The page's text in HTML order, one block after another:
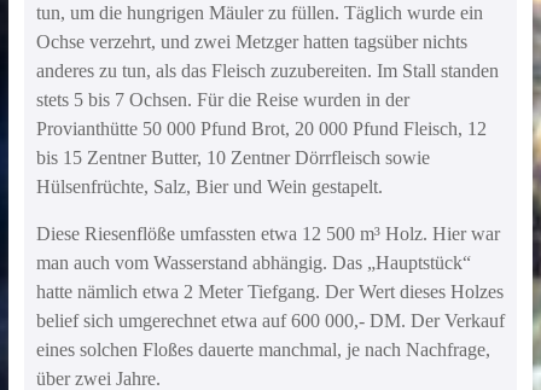
tun, um die hungrigen Mäuler zu füllen. Täglich wurde ein
Ochse verzehrt, und zwei Metzger hatten tagsüber nichts
anderes zu tun, als das Fleisch zuzubereiten. Im Stall standen
stets 5 bis 7 Ochsen. Für die Reise wurden in der
Provianthütte 50 000 Pfund Brot, 20 000 Pfund Fleisch, 12
bis 15 Zentner Butter, 10 Zentner Dörrfleisch sowie
Hülsenfrüchte, Salz, Bier und Wein gestapelt.
Diese Riesenflöße umfassten etwa 12 500 m³ Holz. Hier war
man auch vom Wasserstand abhängig. Das „Hauptstück“
hatte nämlich etwa 2 Meter Tiefgang. Der Wert dieses Holzes
belief sich umgerechnet etwa auf 600 000,- DM. Der Verkauf
eines solchen Floßes dauerte manchmal, je nach Nachfrage,
über zwei Jahre.